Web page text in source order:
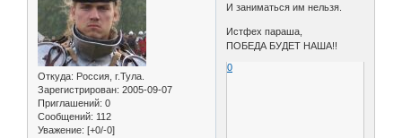
Откуда: Россия, г.Тула.
Зарегистрирован: 2005-09-07
Приглашений: 0
Сообщений: 112
Уважение: [+0/-0]
И заниматься им нельзя.
Истфех параша,
ПОБЕДА БУДЕТ НАША!!
0